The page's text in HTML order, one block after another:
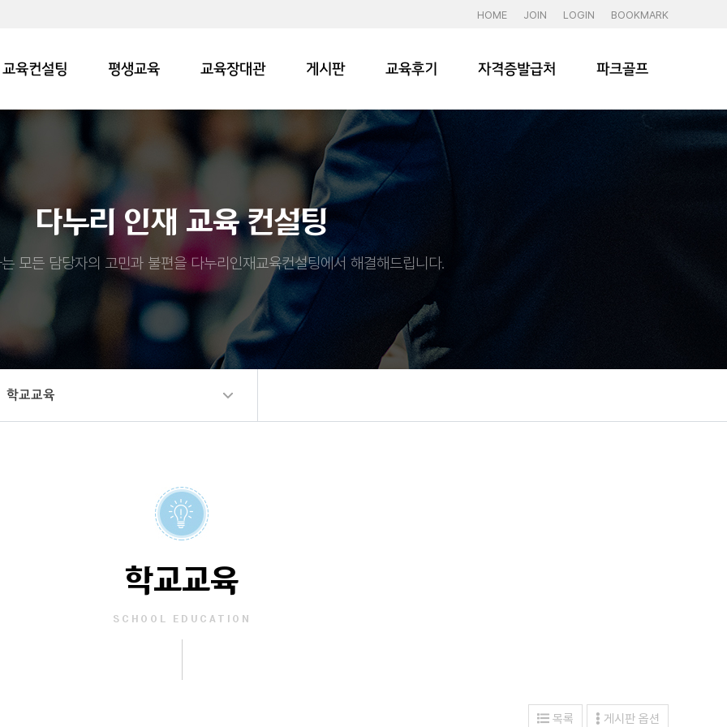
HOME JOIN LOGIN BOOKMARK
교육컨설팅 평생교육 교육장대관 게시판 교육후기 자격증발급처 파크골프
다누리 인재 교육 컨설팅
모든 담당자의 고민과 불편을 다누리인재교육컨설팅에서 해결해드립니다.
학교교육
학교교육
SCHOOL EDUCATION
목록 게시판 옵션